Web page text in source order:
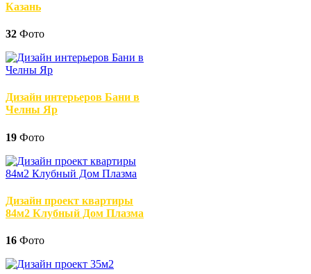
Казань
32 Фото
Дизайн интерьеров Бани в
Челны Яр
19 Фото
Дизайн проект квартиры
84м2 Клубный Дом Плазма
16 Фото